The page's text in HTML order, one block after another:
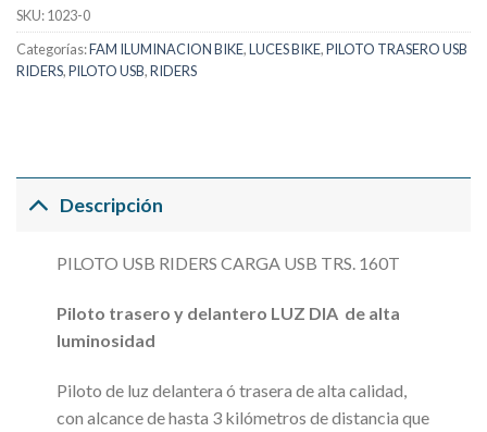
SKU:1023-0
Categorías:FAM ILUMINACION BIKE,LUCES BIKE,PILOTO TRASERO USB
RIDERS,PILOTO USB,RIDERS
Descripción
PILOTO USB RIDERS CARGA USB TRS. 160T
Piloto trasero y delantero LUZ DIA de alta
luminosidad
Piloto de luz delantera ó trasera de alta calidad,
con alcance de hasta 3 kilómetros de distancia que